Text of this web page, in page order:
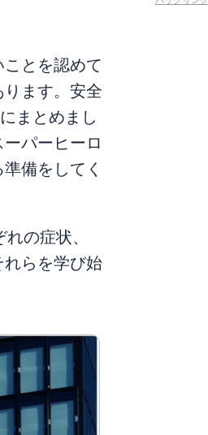
とを認めて
ます。安全
まとめまし
パーヒーロ
備をしてく
の症状、
らを学び始